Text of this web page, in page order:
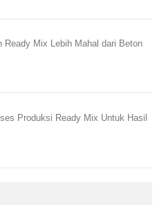
Ready Mix Lebih Mahal dari Beton
Produksi Ready Mix Untuk Hasil